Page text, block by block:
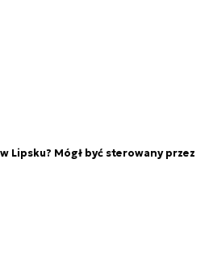
Lipsku? Mógł być sterowany przez